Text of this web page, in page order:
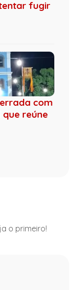
fugir
com
reúne
o primeiro!